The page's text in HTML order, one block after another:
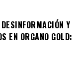
Y
EN ORGANO GOLD: